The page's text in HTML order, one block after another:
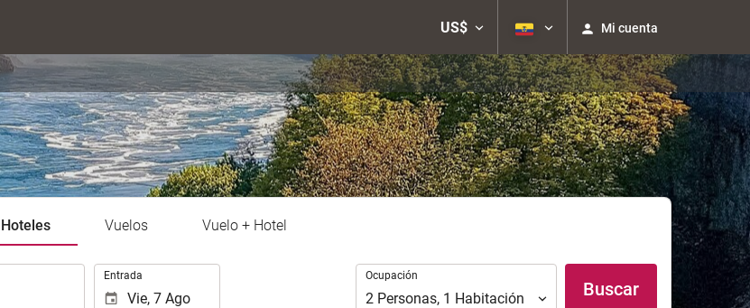
US$ Mi cuenta
Hoteles Vuelos Vuelo + Hotel
Entrada Ocupación
Ocupación
2 Personas, 1 Habitación Buscar